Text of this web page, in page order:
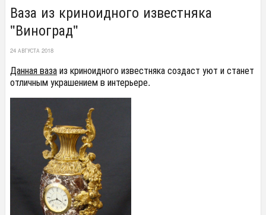
Ваза из криноидного известняка
"Виноград"
24 АВГУСТА 2018
Данная вазаиз криноидного известняка создаст уют и станет
отличным украшением в интерьере.